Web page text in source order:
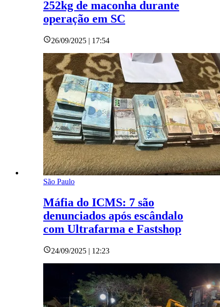
252kg de maconha durante
operação em SC
26/09/2025 | 17:54
São Paulo
Máfia do ICMS: 7 são
denunciados após escândalo
com Ultrafarma e Fastshop
24/09/2025 | 12:23